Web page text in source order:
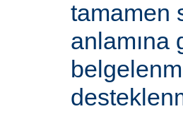
tamamen
anlamına